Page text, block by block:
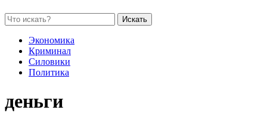
Искать
Экономика
Криминал
Силовики
Политика
деньги